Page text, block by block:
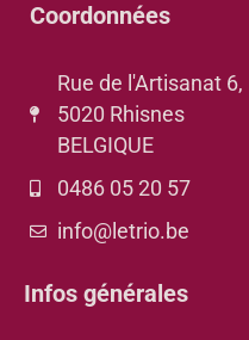
Coordonnées
Rue de l'Artisanat 6,
5020 Rhisnes
BELGIQUE
0486 05 20 57
info@letrio.be
Infos générales